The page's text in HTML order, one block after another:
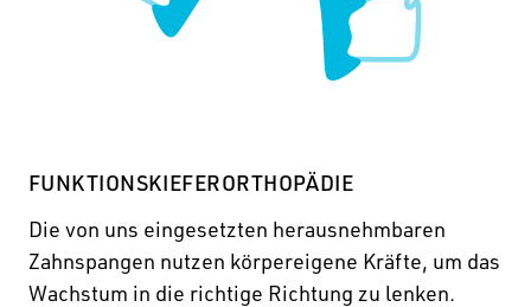
FUNKTIONSKIEFERORTHOPÄDIE
Die von uns eingesetzten herausnehmbaren
Zahnspangen nutzen körpereigene Kräfte, um das
Wachstum in die richtige Richtung zu lenken.